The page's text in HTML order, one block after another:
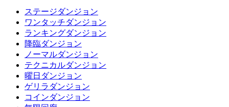
ステージダンジョン
ワンタッチダンジョン
ランキングダンジョン
降臨ダンジョン
ノーマルダンジョン
テクニカルダンジョン
曜日ダンジョン
ゲリラダンジョン
コインダンジョン